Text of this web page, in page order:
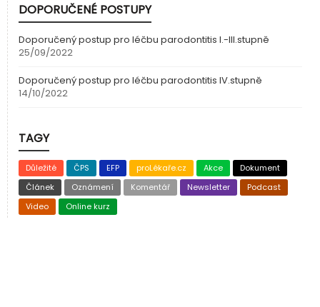
DOPORUČENÉ POSTUPY
Doporučený postup pro léčbu parodontitis I.-III.stupně
25/09/2022
Doporučený postup pro léčbu parodontitis IV.stupně
14/10/2022
TAGY
Důležité ČPS EFP proLékaře.cz Akce
Dokument
Článek
Oznámení Komentář Newsletter
Podcast
Video
Online kurz